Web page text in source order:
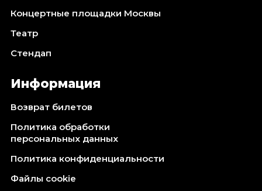
Концертные площадки Москвы
Театр
Стендап
Информация
Возврат билетов
Политика обработки
персональных данных
Политика конфиденциальности
Файлы cookie